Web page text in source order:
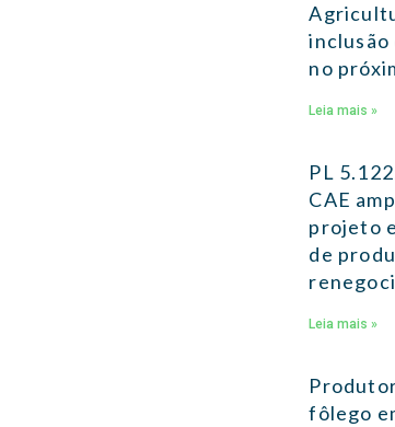
inclusão
no
Leia mais »
PL
CAE
projeto
de
Leia mais »
fôlego